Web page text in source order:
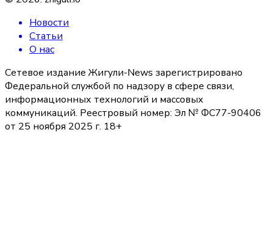
Новости
Статьи
О нас
Сетевое издание Жигули-News зарегистрировано
Федеральной службой по надзору в сфере связи,
информационных технологий и массовых
коммуникаций. Реестровый номер: Эл № ФС77-90406
от 25 ноября 2025 г. 18+